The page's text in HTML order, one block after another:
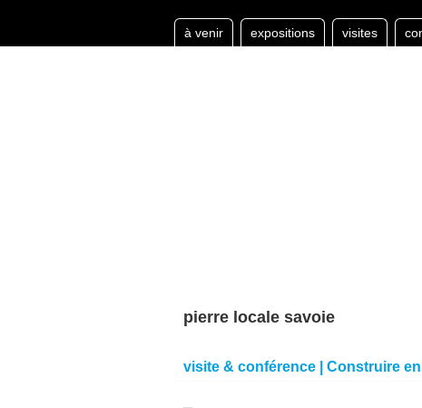
à venir expositions visites
pierre locale savoie
visite & conférence | Construire